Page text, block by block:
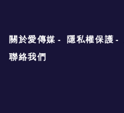
關於愛傳媒 隱私權保護
聯絡我們